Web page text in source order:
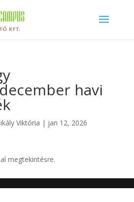
havi
Viktória | jan 12, 2026
megtekintésre.